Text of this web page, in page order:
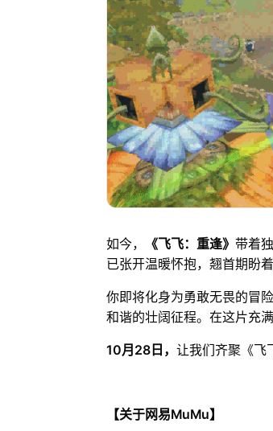
如今， 《飞飞：重逢》 带着
已张开温暖怀抱，翘首期盼着
你即将化身为勇敢无畏的冒
和谐的壮阔征程。在这片充
10月28日， 让我们齐聚《飞
【关于网易MuMu】